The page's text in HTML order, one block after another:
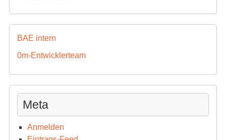
BAE intern
0m-Entwicklerteam
Meta
Anmelden